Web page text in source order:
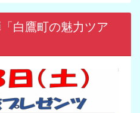
白鷹町の魅力ツア